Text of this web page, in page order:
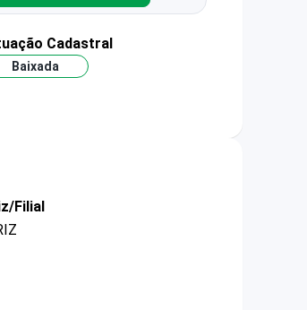
Cadastral
Baixada
Filial